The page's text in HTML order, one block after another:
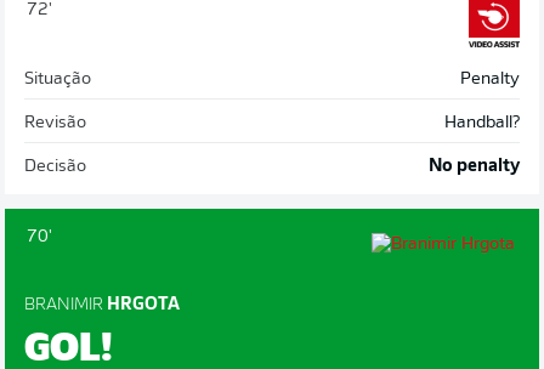
72'
Situação Penalty
Revisão Handball?
Decisão No penalty
70'
BRANIMIR HRGOTA
GOL!